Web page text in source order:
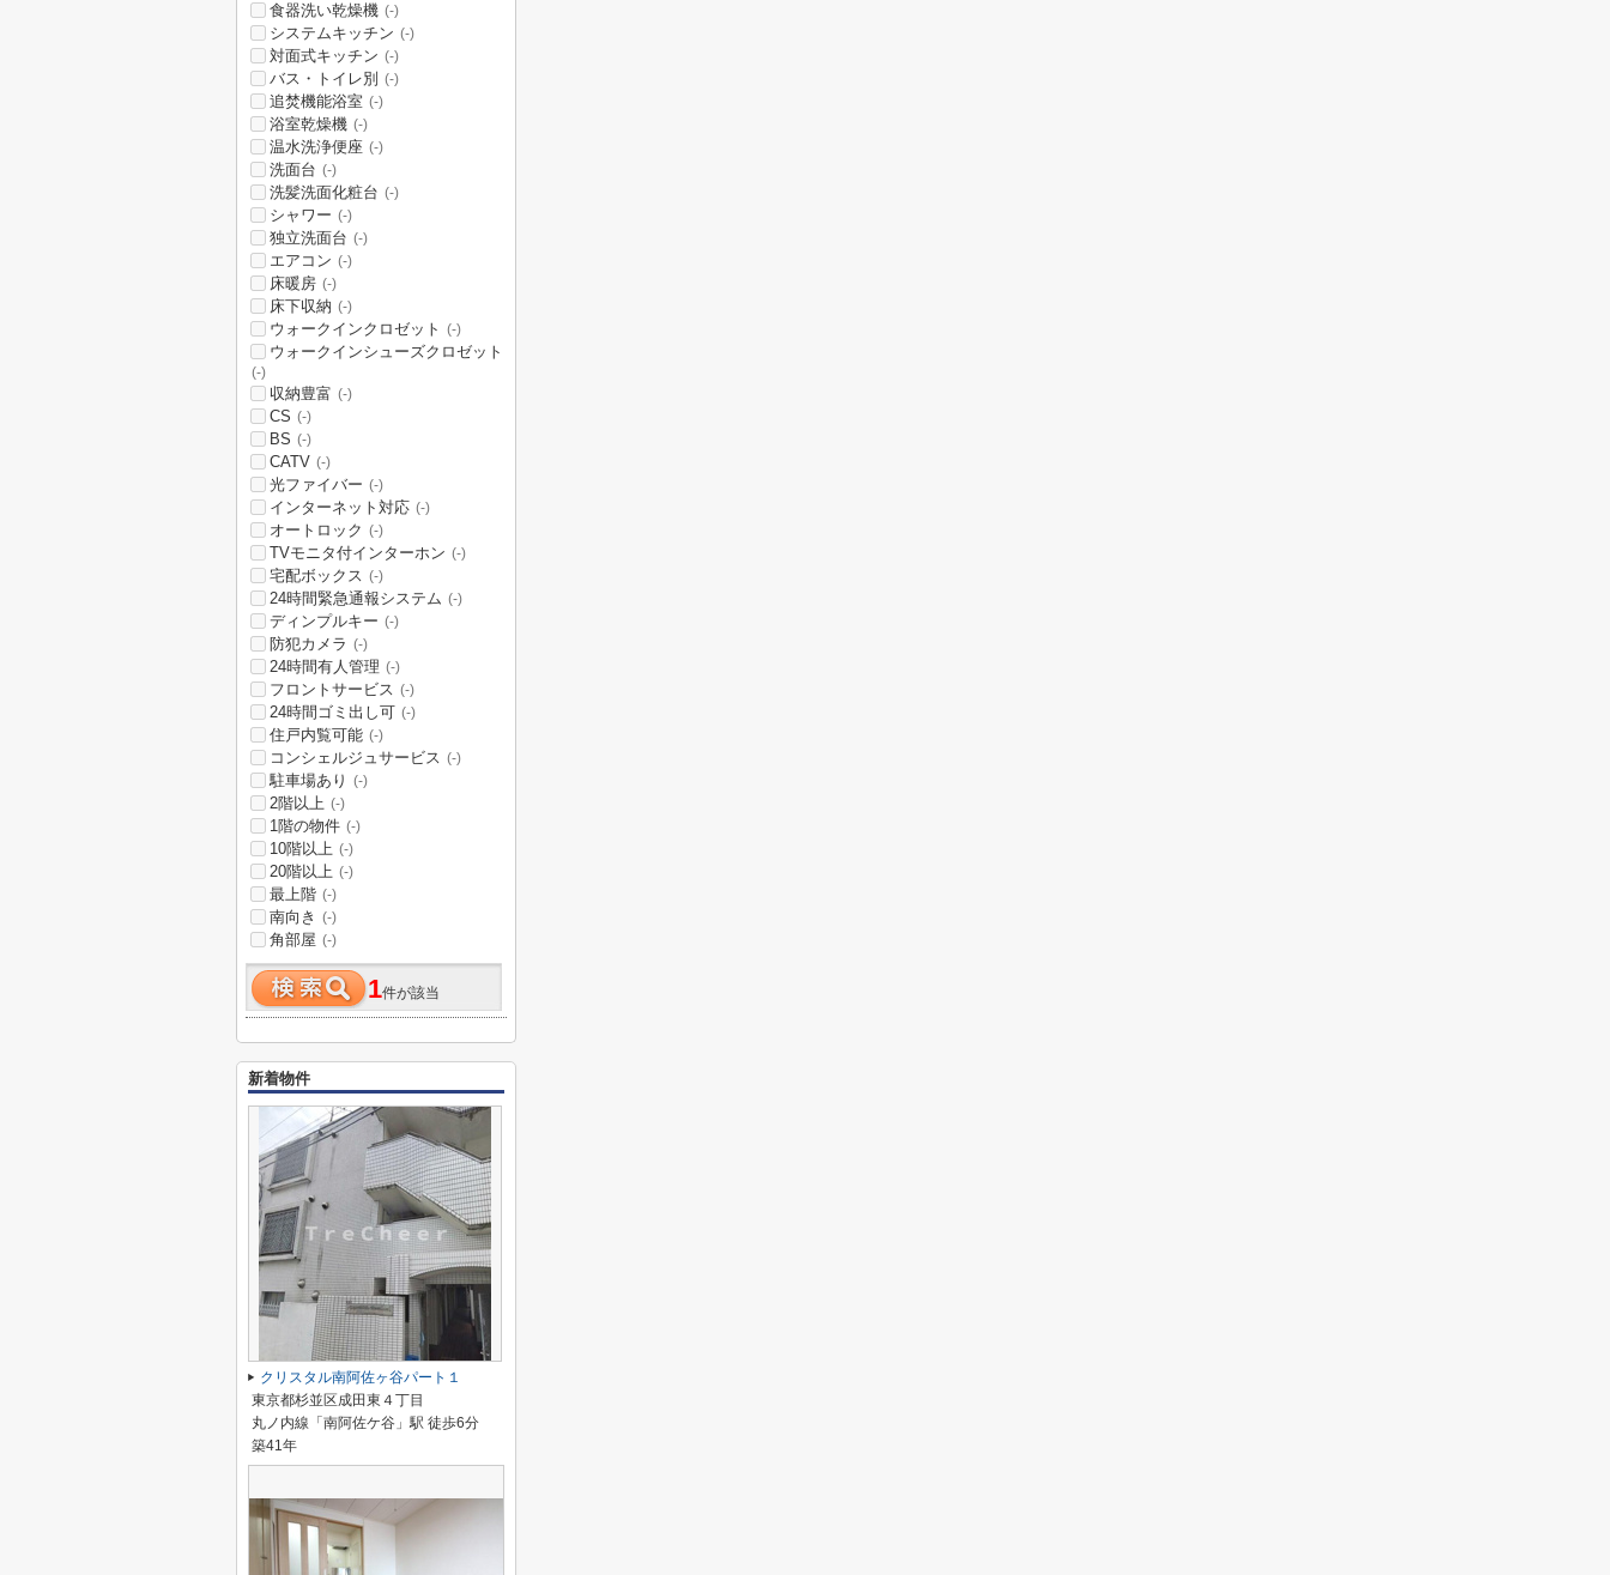
食器洗い乾燥機 (-)
システムキッチン (-)
対面式キッチン (-)
バス・トイレ別 (-)
追焚機能浴室 (-)
浴室乾燥機 (-)
温水洗浄便座 (-)
洗面台 (-)
洗髪洗面化粧台 (-)
シャワー (-)
独立洗面台 (-)
エアコン (-)
床暖房 (-)
床下収納 (-)
ウォークインクロゼット (-)
ウォークインシューズクロゼット
(-)
収納豊富 (-)
CS (-)
BS (-)
CATV (-)
光ファイバー (-)
インターネット対応 (-)
オートロック (-)
TVモニタ付インターホン (-)
宅配ボックス (-)
24時間緊急通報システム (-)
ディンプルキー (-)
防犯カメラ (-)
24時間有人管理 (-)
フロントサービス (-)
24時間ゴミ出し可 (-)
住戸内覧可能 (-)
コンシェルジュサービス (-)
駐車場あり (-)
2階以上 (-)
1階の物件 (-)
10階以上 (-)
20階以上 (-)
最上階 (-)
南向き (-)
角部屋 (-)
1件が該当
新着物件
クリスタル南阿佐ヶ谷パート１
東京都杉並区成田東４丁目
丸ノ内線「南阿佐ケ谷」駅 徒歩6分
築41年